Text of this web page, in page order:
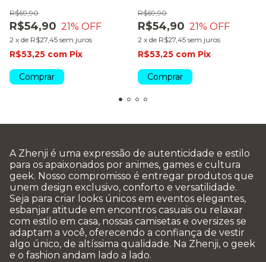
R$54,90
R$69,90
21% OFF
2 x de R$27,45 sem juros
R$53,25 com Pix
Comprar
R$54,90
R$69,90
21% OFF
2 x de R$27,45 sem juros
R$53,25 com Pix
Comprar
A Zhenji é uma expressão de autenticidade e estilo
para os apaixonados por animes, games e cultura
geek. Nosso compromisso é entregar produtos que
unem design exclusivo, conforto e versatilidade.
Seja para criar looks únicos em eventos elegantes,
esbanjar atitude em encontros casuais ou relaxar
com estilo em casa, nossas camisetas e oversizes se
adaptam a você, oferecendo a confiança de vestir
algo único, de altíssima qualidade. Na Zhenji, o geek
e o fashion andam lado a lado.